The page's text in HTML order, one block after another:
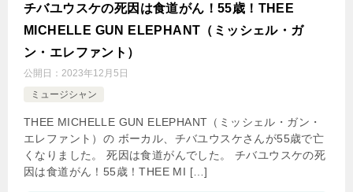
チバユウスケの死因は食道がん！55歳！THEE
MICHELLE GUN ELEPHANT（ミッシェル・ガ
ン・エレファント）
公開日： 2023年12月5日
ミュージシャン
THEE MICHELLE GUN ELEPHANT（ミッシェル・ガン・
エレファント）の ボーカル、チバユウスケさんが55歳で亡
くなりました。 死因は食道がんでした。 チバユウスケの死
因は食道がん！55歳！THEE MI […]